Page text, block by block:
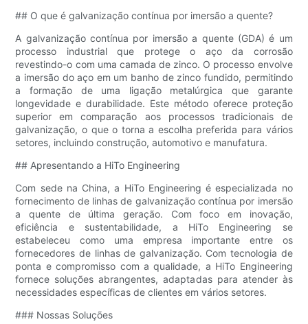
## O que é galvanização contínua por imersão a quente?
A galvanização contínua por imersão a quente (GDA) é um
processo industrial que protege o aço da corrosão
revestindo-o com uma camada de zinco. O processo envolve
a imersão do aço em um banho de zinco fundido, permitindo
a formação de uma ligação metalúrgica que garante
longevidade e durabilidade. Este método oferece proteção
superior em comparação aos processos tradicionais de
galvanização, o que o torna a escolha preferida para vários
setores, incluindo construção, automotivo e manufatura.
## Apresentando a HiTo Engineering
Com sede na China, a HiTo Engineering é especializada no
fornecimento de linhas de galvanização contínua por imersão
a quente de última geração. Com foco em inovação,
eficiência e sustentabilidade, a HiTo Engineering se
estabeleceu como uma empresa importante entre os
fornecedores de linhas de galvanização. Com tecnologia de
ponta e compromisso com a qualidade, a HiTo Engineering
fornece soluções abrangentes, adaptadas para atender às
necessidades específicas de clientes em vários setores.
### Nossas Soluções